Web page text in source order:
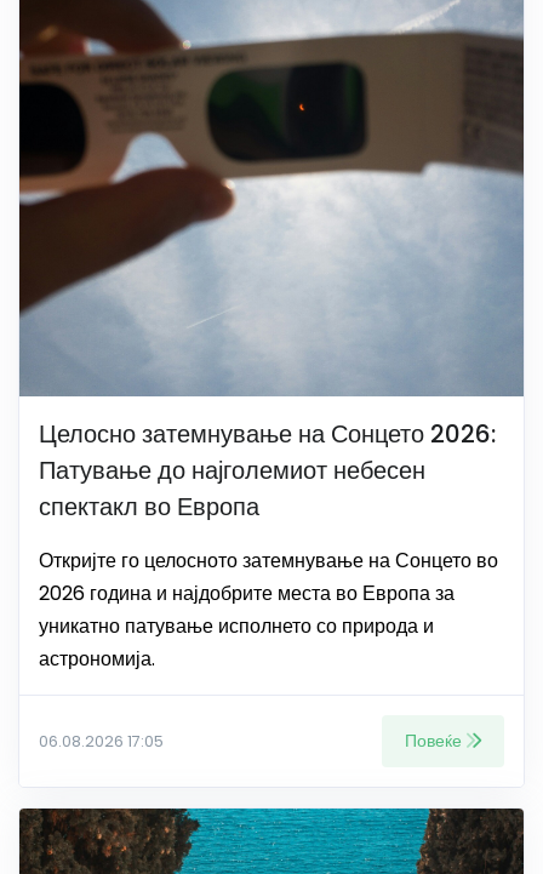
Целосно затемнување на Сонцето 2026:
Патување до најголемиот небесен
спектакл во Европа
Откријте го целосното затемнување на Сонцето во
2026 година и најдобрите места во Европа за
уникатно патување исполнето со природа и
астрономија.
06.08.2026 17:05 Повеќе